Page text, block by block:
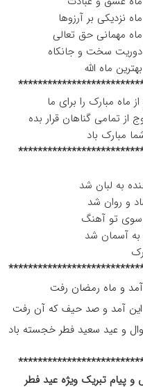
نزدیکی بر آرزو‌ها
مهمانی حق تعالی
سخت و جانکاه
ماه الله
ماه مبارک را برای ما
از تمامی گناهان قرار بده
مبارک باد
به لبان شد
و روان شد
سوی تو آهنگ
به آسمان شد
و ماه رمضان رفت
آمد و صد حیف که آن رفت
و عید سعید فطر خجسته باد